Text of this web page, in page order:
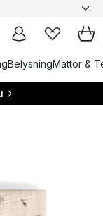
BelysningMattor &